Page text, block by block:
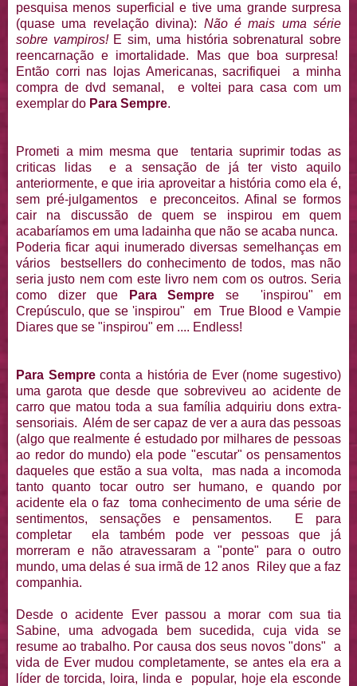
pesquisa menos superficial e tive uma grande surpresa
(quase uma revelação divina): Não é mais uma série
sobre vampiros!E sim, uma história sobrenatural sobre
reencarnação e imortalidade. Mas que boa surpresa!
Então corri nas lojas Americanas, sacrifiquei a minha
compra de dvd semanal, e voltei para casa com um
exemplar do Para Sempre.
Prometi a mim mesma que tentaria suprimir todas as
criticas lidas e a sensação de já ter visto aquilo
anteriormente, e que iria aproveitar a história como ela é,
sem pré-julgamentos e preconceitos. Afinal se formos
cair na discussão de quem se inspirou em quem
acabaríamos em uma ladainha que não se acaba nunca.
Poderia ficar aqui inumerado diversas semelhanças em
vários bestsellers do conhecimento de todos, mas não
seria justo nem com este livro nem com os outros. Seria
como dizer que
Para Sempre se 'inspirou" em
Crepúsculo, que se 'inspirou" em True Blood e Vampie
Diares que se "inspirou" em .... Endless!
Para Sempreconta a história de Ever (nome sugestivo)
uma garota que desde que sobreviveu ao acidente de
carro que matou toda a sua família adquiriu dons extra-
sensoriais. Além de ser capaz de ver a aura das pessoas
(algo que realmente é estudado por milhares de pessoas
ao redor do mundo) ela pode "escutar" os pensamentos
daqueles que estão a sua volta, mas nada a incomoda
tanto quanto tocar outro ser humano, e quando por
acidente ela o faz toma conhecimento de uma série de
sentimentos, sensações e pensamentos. E para
completar ela também pode ver pessoas que já
morreram e não atravessaram a "ponte" para o outro
mundo, uma delas é sua irmã de 12 anos Riley que a faz
companhia.
Desde o acidente Ever passou a morar com sua tia
Sabine, uma advogada bem sucedida, cuja vida se
resume ao trabalho. Por causa dos seus novos "dons" a
vida de Ever mudou completamente, se antes ela era a
líder de torcida, loira, linda e popular, hoje ela esconde